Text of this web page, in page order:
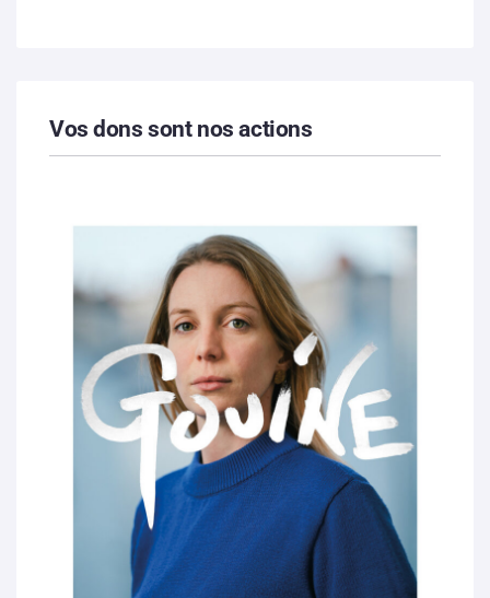
Vos dons sont nos actions